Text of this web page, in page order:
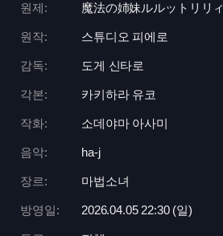
원제: 魔法の姉妹ルルットリリィ
원작: 스튜디오 피에로
감독: 도게 신타로
각본: 카키하라 유코
작화: 소데야마 아사미
음악: ha-j
장르: 마법소녀
방영일: 2026.04.05 22:30 (일)